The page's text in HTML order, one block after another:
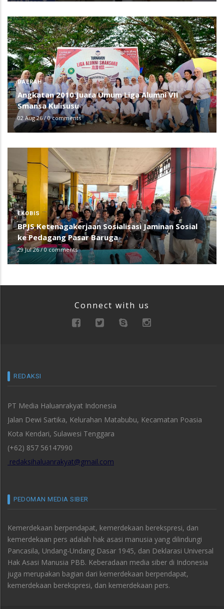
DAERAH
Angkatan 2010 Juara Umum Liga Alumni VII
Smansa Kulisusu
02 Aug 26/0 comments
EKOBIS
BPJS Ketenagakerjaan Sosialisasi Jaminan Sosial
ke Pedagang Pasar Baruga
29 Jul 26/0 comments
Connect with us
REDAKSI
PT Media Haluanrakyat Indonesia
Jalan Dewi Sartika, Kelurahan Matabubu, Kecamatan Poasia
Kota Kendari, Sulawesi Tenggara
(+62) 857 56147990
redaksihaluanrakyat@gmail.com
PEDOMAN MEDIA SIBER
Kemerdekaan berpendapat, kemerdekaan berekspresi, dan
kemerdekaan pers adalah hak asasi manusia yang dilindungi
Pancasila, Undang-Undang Dasar 1945, dan Deklarasi Universal
Hak Asasi Manusia PBB. Keberadaan media siber di Indonesia
juga merupakan bagian dari kemerdekaan berpendapat,
kemerdekaan berekspresi, dan kemerdekaan pers.